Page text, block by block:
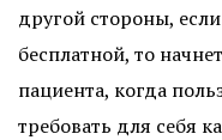
другой стороны,
бесплатной, то
пациента, когда
требовать для себя